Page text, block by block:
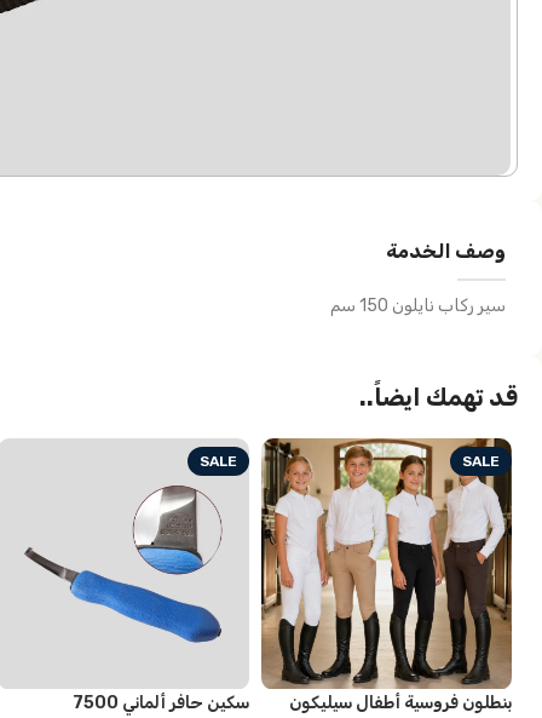
وصف الخدمة
سير ركاب نايلون 150 سم
قد تهمك ايضاً..
SALE
سكين حافر ألماني 7500
SALE
طقم سرج كحيلة للتحمّل